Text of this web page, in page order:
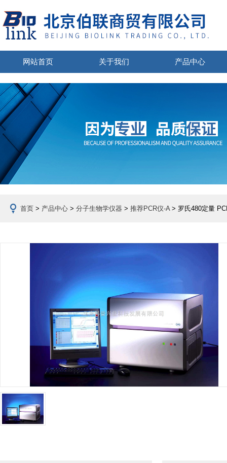
网站首页 关于我们 产品中心
首页 > 产品中心 > 分子生物学仪器 > 推荐PCR仪-A> 罗氏480定量